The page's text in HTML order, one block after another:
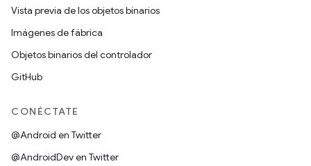
Vista previa de los objetos binarios
Imágenes de fábrica
Objetos binarios del controlador
GitHub
CONÉCTATE
@Android en Twitter
@AndroidDev en Twitter